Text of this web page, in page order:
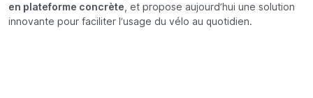
en plateforme concrète , et propose aujourd’hui une solution
innovante pour faciliter l’usage du vélo au quotidien.